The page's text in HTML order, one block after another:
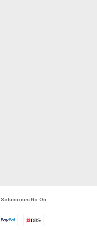
Soluciones Go On